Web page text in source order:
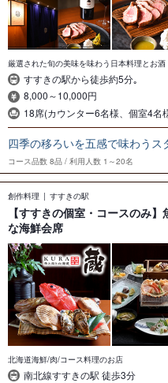
厳選された旬の美味を味わう日本料理とお酒
すすきの駅から徒歩約5分｡
8,000～10,000円
18席(カウンター6名様、個室4名
四季の移ろいを五感で味わうス
コース品数 8品 利用人数 1～20名
創作料理 すすきの駅
【すすきの個室・コースのみ
な海鮮会席
北海道海鮮/肉/コース料理のお店
南北線すすきの駅 徒歩3分